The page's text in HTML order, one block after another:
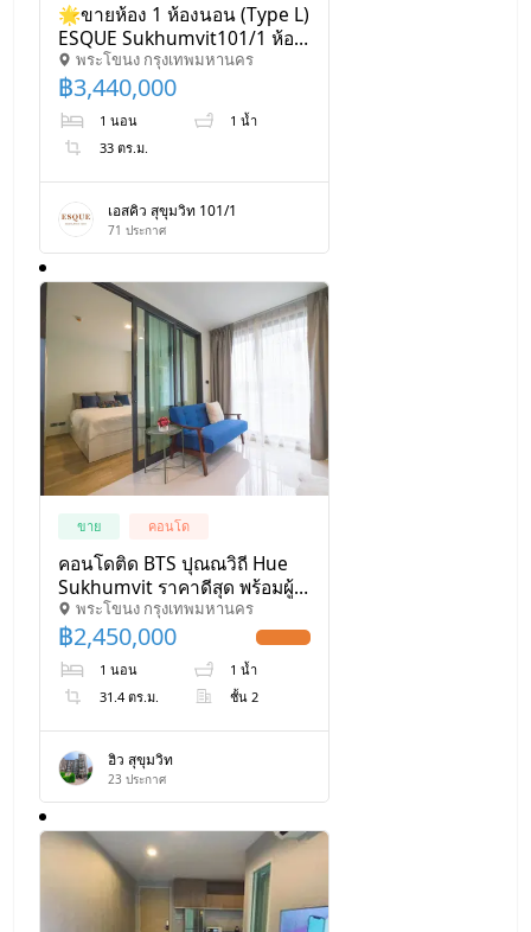
🌟ขายห้อง 1 ห้องนอน (Type L)
ESQUE Sukhumvit101/1 ห้อง
ใหม่พร้อมเฟอร์ฯ 33 - 34 sqm.
เริ่มต้น 3.4x MB พร้อมส่วนลด
สุดพิเศษ เดินทางง่าย ใกล้BTS
พระโขนง กรุงเทพมหานคร
฿3,440,000
1 นอน
1 น้ำ
33 ตร.ม.
เอสคิว สุขุมวิท 101/1
71 ประกาศ
ขาย คอนโด
คอนโดติด BTS ปุณณวิถี Hue
Sukhumvit ราคาดีสุด พร้อมผู้
เช่า - U1383022
พระโขนง กรุงเทพมหานคร
฿2,450,000
1 นอน
1 น้ำ
31.4 ตร.ม.
ชั้น 2
ฮิว สุขุมวิท
23 ประกาศ